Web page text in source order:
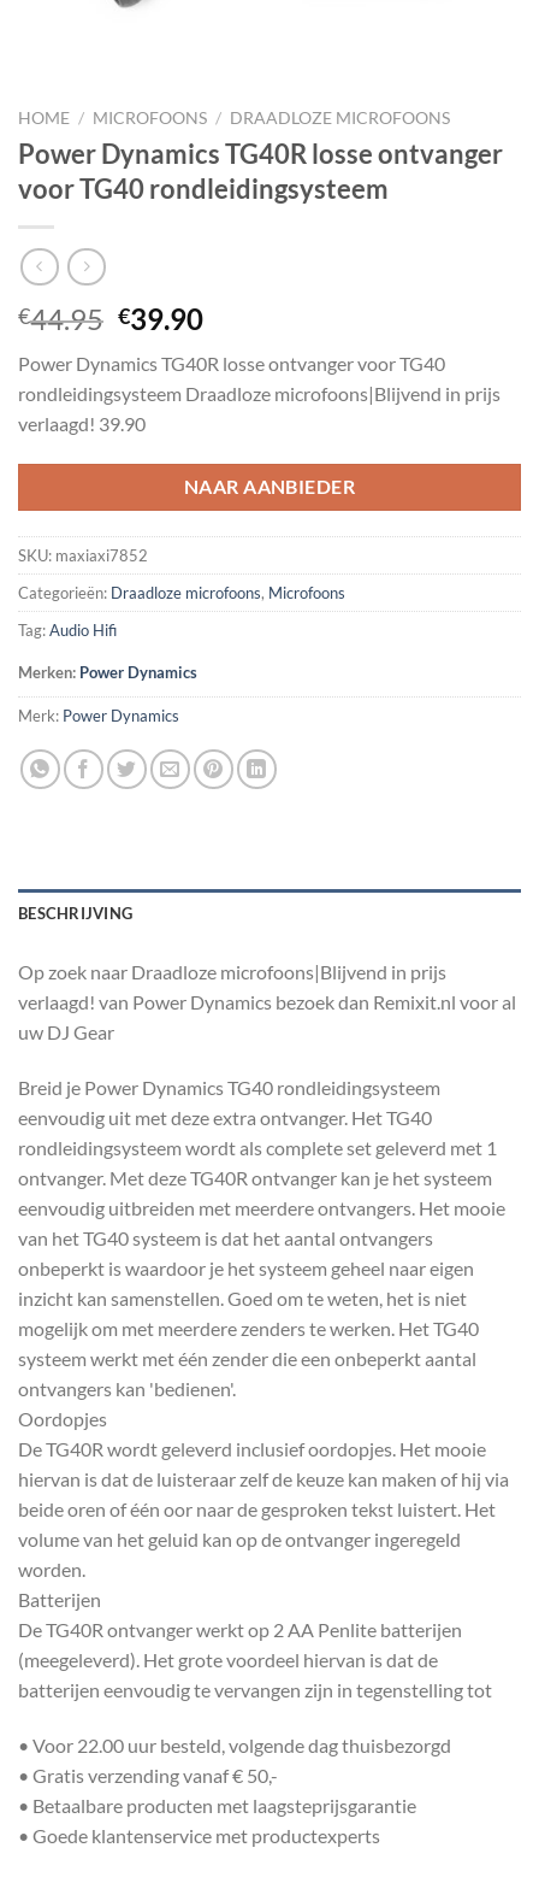
HOME / MICROFOONS / DRAADLOZE MICROFOONS
Power Dynamics TG40R losse ontvanger
voor TG40 rondleidingsysteem
€44.95 Oorspronkelijke
was:
€44.95.
€39.90Huidige
is:
€39.90.
Power Dynamics TG40R losse ontvanger voor TG40
rondleidingsysteem Draadloze microfoons|Blijvend in prijs
verlaagd! 39.90
NAAR AANBIEDER
SKU: maxiaxi7852
Categorieën: Draadloze microfoons, Microfoons
Tag:Audio Hifi
Merken: Power Dynamics
Merk: Power Dynamics
BESCHRIJVING
Op zoek naar Draadloze microfoons|Blijvend in prijs
verlaagd! van Power Dynamics bezoek dan Remixit.nl voor al
uw DJ Gear
Breid je Power Dynamics TG40 rondleidingsysteem
eenvoudig uit met deze extra ontvanger. Het TG40
rondleidingsysteem wordt als complete set geleverd met 1
ontvanger. Met deze TG40R ontvanger kan je het systeem
eenvoudig uitbreiden met meerdere ontvangers. Het mooie
van het TG40 systeem is dat het aantal ontvangers
onbeperkt is waardoor je het systeem geheel naar eigen
inzicht kan samenstellen. Goed om te weten, het is niet
mogelijk om met meerdere zenders te werken. Het TG40
systeem werkt met één zender die een onbeperkt aantal
ontvangers kan 'bedienen'.
Oordopjes
De TG40R wordt geleverd inclusief oordopjes. Het mooie
hiervan is dat de luisteraar zelf de keuze kan maken of hij via
beide oren of één oor naar de gesproken tekst luistert. Het
volume van het geluid kan op de ontvanger ingeregeld
worden.
Batterijen
De TG40R ontvanger werkt op 2 AA Penlite batterijen
(meegeleverd). Het grote voordeel hiervan is dat de
batterijen eenvoudig te vervangen zijn in tegenstelling tot
• Voor 22.00 uur besteld, volgende dag thuisbezorgd
• Gratis verzending vanaf € 50,-
• Betaalbare producten met laagsteprijsgarantie
• Goede klantenservice met productexperts